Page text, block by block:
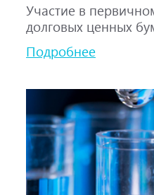
Участие в
долговых ценных
Подробнее